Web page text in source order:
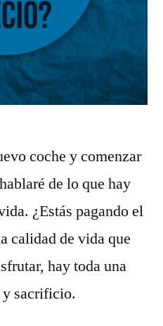
coche y comenzar
de lo que hay
¿Estás pagando el
calidad de vida que
hay toda una
y sacrificio.